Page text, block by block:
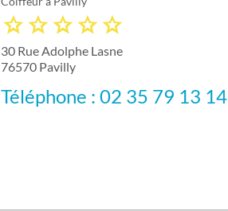
30 Rue Adolphe Lasne
76570 Pavilly
Téléphone : 02 35 79 13 14